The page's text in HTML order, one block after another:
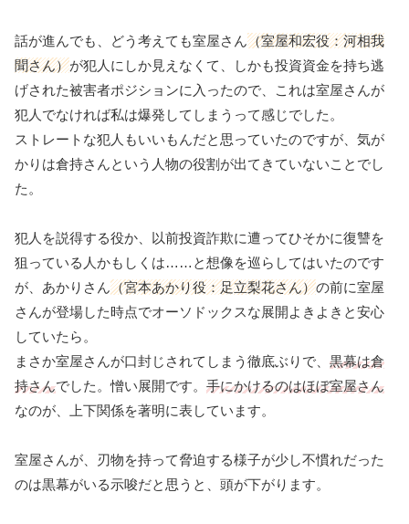
話が進んでも、どう考えても室屋さん（室屋和宏役：河相我
聞さん）が犯人にしか見えなくて、しかも投資資金を持ち逃
げされた被害者ポジションに入ったので、これは室屋さんが
犯人でなければ私は爆発してしまうって感じでした。
ストレートな犯人もいいもんだと思っていたのですが、気が
かりは倉持さんという人物の役割が出てきていないことでし
た。
犯人を説得する役か、以前投資詐欺に遭ってひそかに復讐を
狙っている人かもしくは……と想像を巡らしてはいたのです
が、あかりさん（宮本あかり役：足立梨花さん）の前に室屋
さんが登場した時点でオーソドックスな展開よきよきと安心
していたら。
まさか室屋さんが口封じされてしまう徹底ぶりで、 黒幕は倉
持さんでした。憎い展開です。 手にかけるのはほぼ室屋さん
なのが、上下関係を著明に表しています。
室屋さんが、刃物を持って脅迫する様子が少し不慣れだった
のは黒幕がいる示唆だと思うと、頭が下がります。